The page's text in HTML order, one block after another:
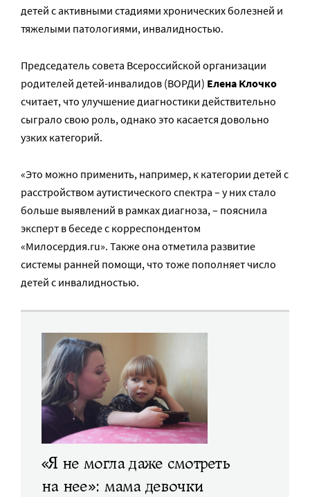
детей с активными стадиями хронических болезней и
тяжелыми патологиями, инвалидностью.
Председатель совета Всероссийской организации
родителей детей-инвалидов (ВОРДИ) Елена Клочко
считает, что улучшение диагностики действительно
сыграло свою роль, однако это касается довольно
узких категорий.
«Это можно применить, например, к категории детей с
расстройством аутистического спектра – у них стало
больше выявлений в рамках диагноза, – пояснила
эксперт в беседе с корреспондентом
«Милосердия.ru». Также она отметила развитие
системы ранней помощи, что тоже пополняет число
детей с инвалидностью.
«Я не могла даже смотреть
на нее»: мама девочки